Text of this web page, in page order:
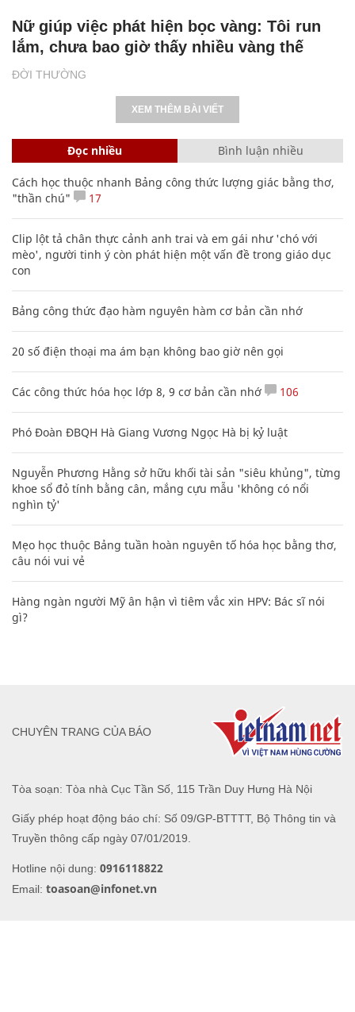
ĐỜI THƯỜNG
Nữ giúp việc phát hiện bọc vàng: Tôi run
lắm, chưa bao giờ thấy nhiều vàng thế
XEM THÊM BÀI VIẾT
Đọc nhiều Bình luận nhiều
Cách học thuộc nhanh Bảng công thức lượng giác bằng thơ,
"thần chú"
17
Clip lột tả chân thực cảnh anh trai và em gái như 'chó với
mèo', người tinh ý còn phát hiện một vấn đề trong giáo dục
con
Bảng công thức đạo hàm nguyên hàm cơ bản cần nhớ
20 số điện thoại ma ám bạn không bao giờ nên gọi
Các công thức hóa học lớp 8, 9 cơ bản cần nhớ 106
Phó Đoàn ĐBQH Hà Giang Vương Ngọc Hà bị kỷ luật
Nguyễn Phương Hằng sở hữu khối tài sản "siêu khủng", từng
khoe sổ đỏ tính bằng cân, mắng cựu mẫu 'không có nổi
nghìn tỷ'
Mẹo học thuộc Bảng tuần hoàn nguyên tố hóa học bằng thơ,
câu nói vui vẻ
Hàng ngàn người Mỹ ân hận vì tiêm vắc xin HPV: Bác sĩ nói
gì?
Tòa soạn: Tòa nhà Cục Tần Số, 115 Trần Duy Hưng Hà Nội
Giấy phép hoạt động báo chí: Số 09/GP-BTTTT, Bộ Thông tin và
Truyền thông cấp ngày 07/01/2019.
Hotline nội dung: 0916118822
Email: toasoan@infonet.vn
CHUYÊN TRANG CỦA BÁO